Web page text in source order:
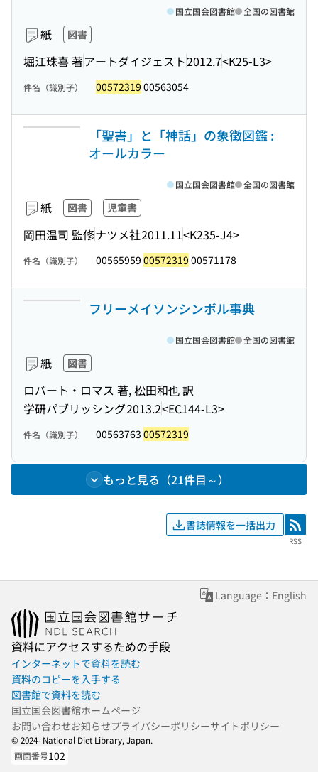
紙 図書
堀江珠喜 著アートダイジェスト2012.7<K25-L3>
国立国会図書館 全国の図書館
件名（識別子） 00572319 00563054
「聖書」と「神話」の象徴図鑑 :
オールカラー
紙 図書 児童書
岡田温司 監修ナツメ社2011.11<K235-J4>
国立国会図書館 全国の図書館
件名（識別子） 00565959 00572319 00571178
フリーメイソンシンボル事典
紙 図書
ロバート・ロマス 著, 松田和也 訳
学研パブリッシング2013.2<EC144-L3>
国立国会図書館 全国の図書館
件名（識別子） 00563763 00572319
もっと見る（21件目～）
書誌情報を一括出力 RSS
RSS
Language：English
資料にアクセスするための手段
インターネットで資料を読む
資料のコピーを入手する
図書館で資料を読む
国立国会図書館ホームページ
お問い合わせお知らせプライバシーポリシーサイトポリシー
© 2024- National Diet Library, Japan.
画面番号102